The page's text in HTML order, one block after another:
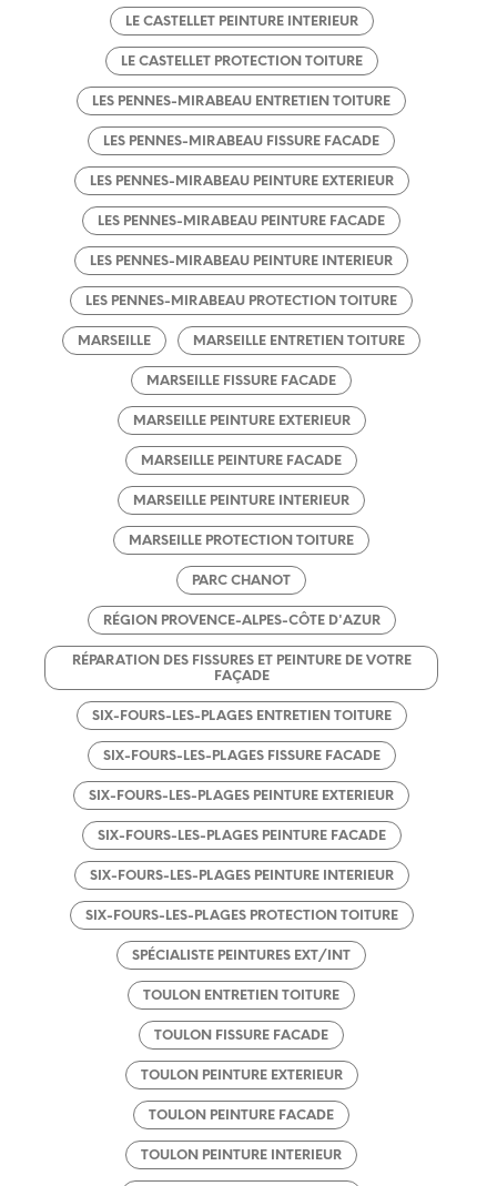
LE CASTELLET PEINTURE INTERIEUR
LE CASTELLET PROTECTION TOITURE
LES PENNES-MIRABEAU ENTRETIEN TOITURE
LES PENNES-MIRABEAU FISSURE FACADE
LES PENNES-MIRABEAU PEINTURE EXTERIEUR
LES PENNES-MIRABEAU PEINTURE FACADE
LES PENNES-MIRABEAU PEINTURE INTERIEUR
LES PENNES-MIRABEAU PROTECTION TOITURE
MARSEILLE MARSEILLE ENTRETIEN TOITURE
MARSEILLE FISSURE FACADE
MARSEILLE PEINTURE EXTERIEUR
MARSEILLE PEINTURE FACADE
MARSEILLE PEINTURE INTERIEUR
MARSEILLE PROTECTION TOITURE
PARC CHANOT
RÉGION PROVENCE-ALPES-CÔTE D'AZUR
RÉPARATION DES FISSURES ET PEINTURE DE VOTRE
FAÇADE
SIX-FOURS-LES-PLAGES ENTRETIEN TOITURE
SIX-FOURS-LES-PLAGES FISSURE FACADE
SIX-FOURS-LES-PLAGES PEINTURE EXTERIEUR
SIX-FOURS-LES-PLAGES PEINTURE FACADE
SIX-FOURS-LES-PLAGES PEINTURE INTERIEUR
SIX-FOURS-LES-PLAGES PROTECTION TOITURE
SPÉCIALISTE PEINTURES EXT/INT
TOULON ENTRETIEN TOITURE
TOULON FISSURE FACADE
TOULON PEINTURE EXTERIEUR
TOULON PEINTURE FACADE
TOULON PEINTURE INTERIEUR